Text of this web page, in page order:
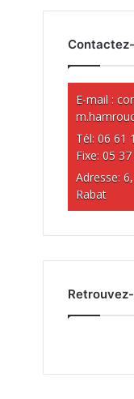
E-mail :
Tél: 06 61
Fixe: 05
Adresse:
Rabat